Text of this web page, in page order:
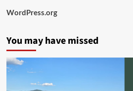
WordPress.org
You may have missed